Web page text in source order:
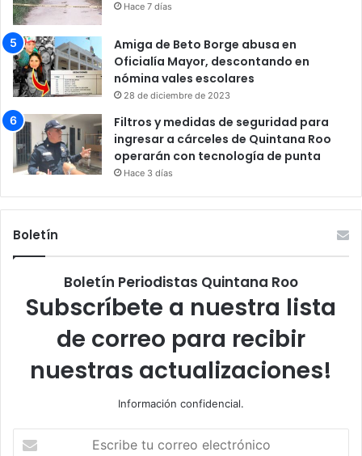
Hace 7 días
Amiga de Beto Borge abusa en
Oficialía Mayor, descontando en
nómina vales escolares
28 de diciembre de 2023
Filtros y medidas de seguridad para
ingresar a cárceles de Quintana Roo
operarán con tecnología de punta
Hace 3 días
Boletín
Boletín Periodistas Quintana Roo
Subscríbete a nuestra lista
de correo para recibir
nuestras actualizaciones!
Información confidencial.